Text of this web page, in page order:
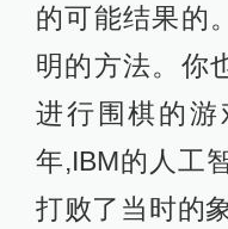
的可能结果的
明的方法。你
进行围棋的游
年,IBM的人工
打败了当时的